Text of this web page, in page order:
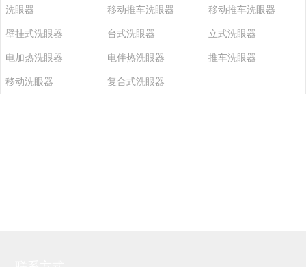
洗眼器 移动推车洗眼器 移动推车洗眼器
壁挂式洗眼器 台式洗眼器 立式洗眼器
电加热洗眼器 电伴热洗眼器 推车洗眼器
移动洗眼器 复合式洗眼器